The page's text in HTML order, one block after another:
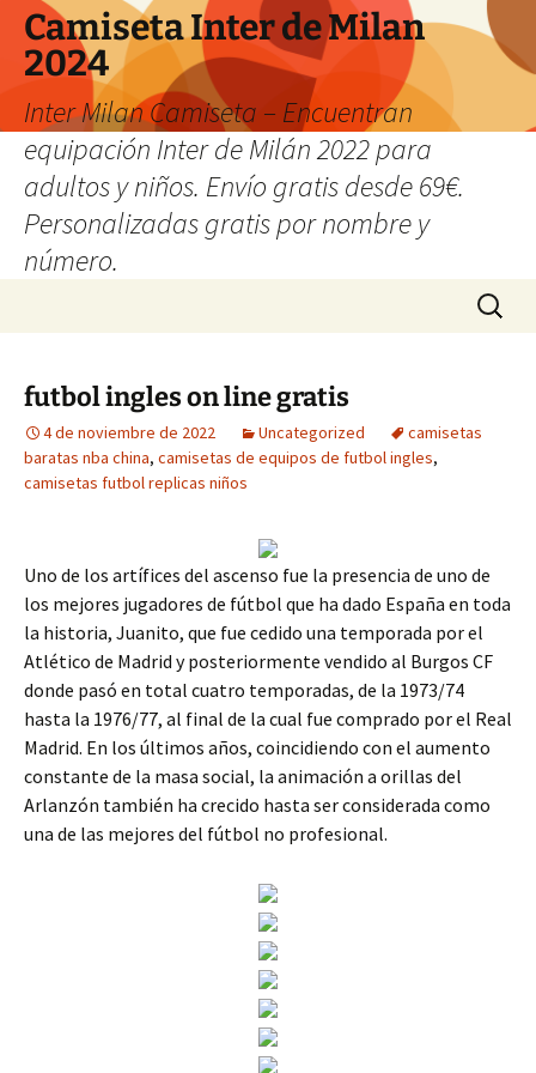
Camiseta Inter de Milan
2024
Inter Milan Camiseta – Encuentran
equipación Inter de Milán 2022 para
adultos y niños. Envío gratis desde 69€.
Personalizadas gratis por nombre y
número.
Buscar:
futbol ingles on line gratis
4 de noviembre de 2022 Uncategorized
camisetas
baratas nba china, camisetas de equipos de futbol ingles,
camisetas futbol replicas niños
Uno de los artífices del ascenso fue la presencia de uno de
los mejores jugadores de fútbol que ha dado España en toda
la historia, Juanito, que fue cedido una temporada por el
Atlético de Madrid y posteriormente vendido al Burgos CF
donde pasó en total cuatro temporadas, de la 1973/74
hasta la 1976/77, al final de la cual fue comprado por el Real
Madrid. En los últimos años, coincidiendo con el aumento
constante de la masa social, la animación a orillas del
Arlanzón también ha crecido hasta ser considerada como
una de las mejores del fútbol no profesional.